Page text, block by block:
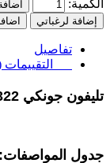
الكمية:
إضافة لرغباتي
تفاصيل
التقييمات
تليفون جونكي 322
جدول المواصفات: